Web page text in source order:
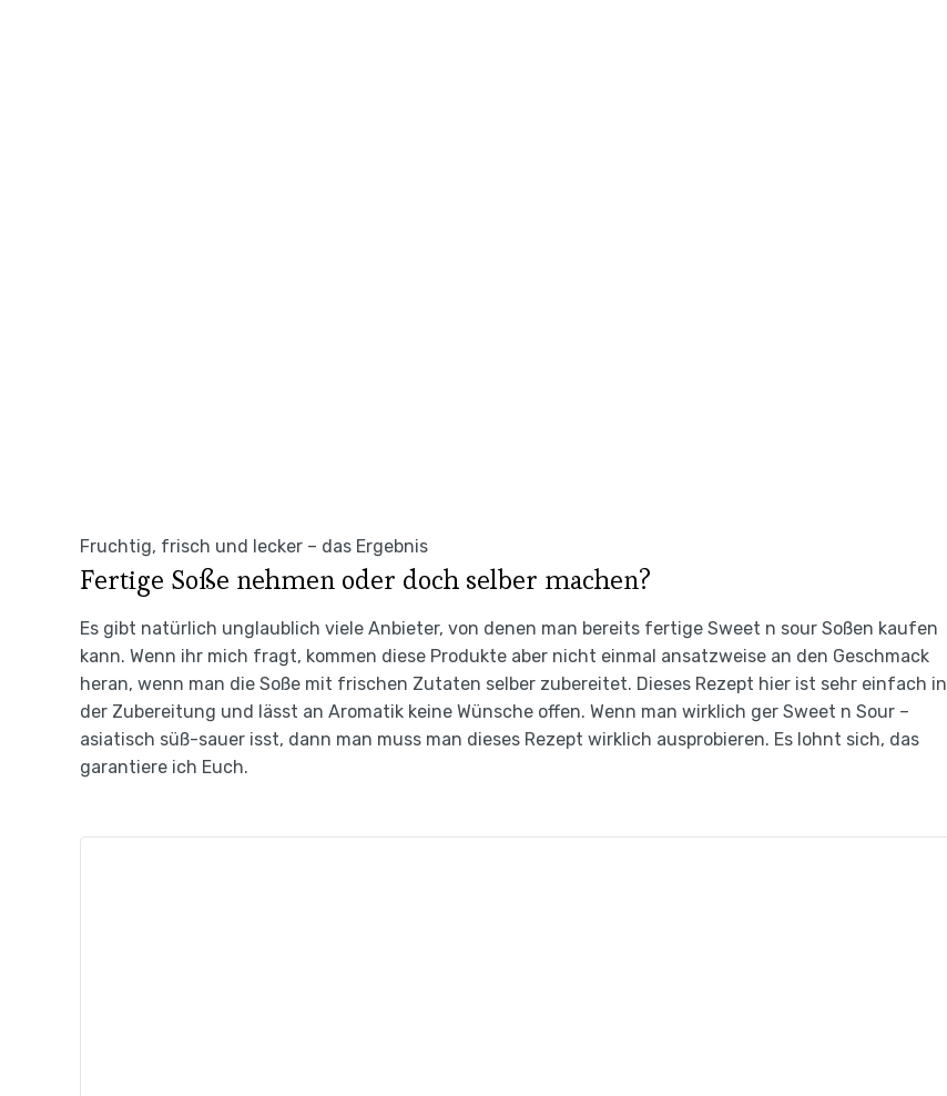
Fruchtig, frisch und lecker – das Ergebnis
Fertige Soße nehmen oder doch selber machen?
Es gibt natürlich unglaublich viele Anbieter, von denen man bereits fertige Sweet n sour Soßen kaufen
kann. Wenn ihr mich fragt, kommen diese Produkte aber nicht einmal ansatzweise an den Geschmack
heran, wenn man die Soße mit frischen Zutaten selber zubereitet. Dieses Rezept hier ist sehr einfach in
der Zubereitung und lässt an Aromatik keine Wünsche offen. Wenn man wirklich ger Sweet n Sour –
asiatisch süß-sauer isst, dann man muss man dieses Rezept wirklich ausprobieren. Es lohnt sich, das
garantiere ich Euch.